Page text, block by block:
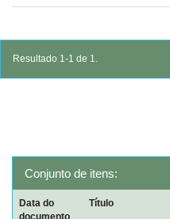
Resultado 1-1 de 1.
Conjunto de itens:
Data do
documento
Título